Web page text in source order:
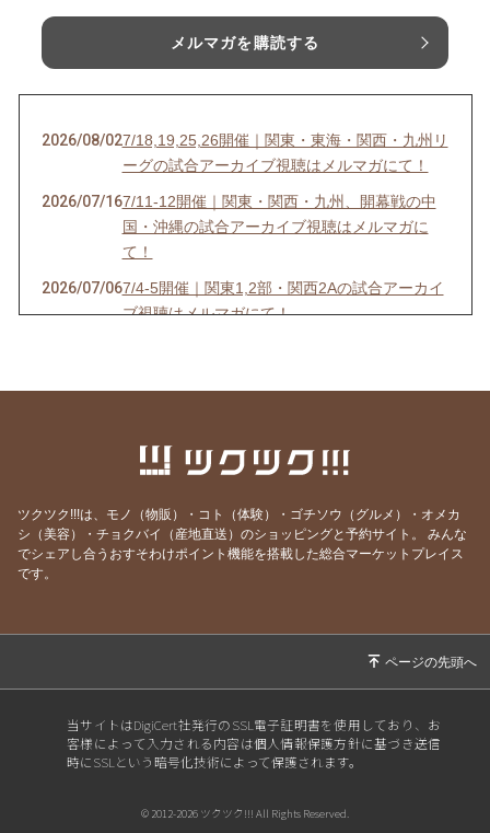
メルマガを購読する
2026/08/027/18,19,25,26開催｜関東・東海・関西・九州リ
ーグの試合アーカイブ視聴はメルマガにて！
2026/07/167/11-12開催｜関東・関西・九州、開幕戦の中
国・沖縄の試合アーカイブ視聴はメルマガに
て！
2026/07/067/4-5開催｜関東1,2部・関西2Aの試合アーカイ
ブ視聴はメルマガにて！
6/20-21開催｜関東4部AB・東海1部・関西2C・
て！
2026/06/20 6/13-14開催｜関東3部ABC,4部E、九州リーグ
2026/05/30 ⚽F7ソサイチリーグ｜5/23-24開催｜関東・東
海・関西・九州試合視聴はメルマガにて！
ツクツク!!!は、モノ（物販）・コト（体験）・ゴチソウ（グルメ）・オメカ
シ（美容）・チョクバイ（産地直送）のショッピングと予約サイト。
みんな
でシェアし合うおすそわけポイント機能を搭載した総合マーケットプレイス
です。
当サイトはDigiCert社発行のSSL電子証明書を使用しており、お
客様によって入力される内容は個人情報保護方針に基づき送信
時にSSLという暗号化技術によって保護されます。
© 2012-2026 ツクツク!!! All Rights Reserved.